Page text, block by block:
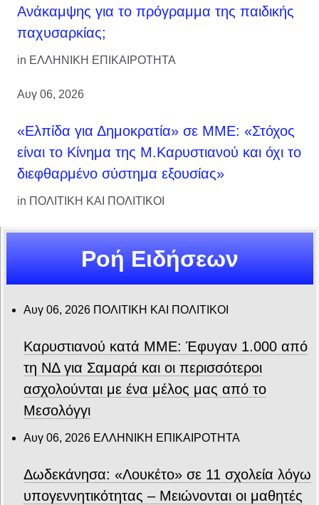
Ανάκαμψης για το πρόγραμμα της παιδικής
παχυσαρκίας;
in ΕΛΛΗΝΙΚΗ ΕΠΙΚΑΙΡΟΤΗΤΑ
Αυγ 06, 2026
«Ελπίδα για Δημοκρατία» σε ΜΜΕ: «Στόχος
είναι το Κίνημα της Μ.Καρυστιανού και όχι το
διεφθαρμένο σύστημα εξουσίας»
in ΠΟΛΙΤΙΚΗ ΚΑΙ ΠΟΛΙΤΙΚΟΙ
Ροή Ειδήσεων
Αυγ 06, 2026 ΠΟΛΙΤΙΚΗ ΚΑΙ ΠΟΛΙΤΙΚΟΙ
Καρυστιανού κατά ΜΜΕ: Έφυγαν 1.000 από
τη ΝΔ για Σαμαρά και οι περισσότεροι
ασχολούνται με ένα μέλος μας από το
Μεσολόγγι
Αυγ 06, 2026 ΕΛΛΗΝΙΚΗ ΕΠΙΚΑΙΡΟΤΗΤΑ
Δωδεκάνησα: «Λουκέτο» σε 11 σχολεία λόγω
υπογεννητικότητας – Μειώνονται οι μαθητές